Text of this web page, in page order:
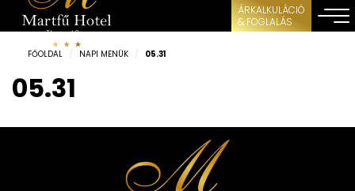
ÁRKALKULÁCIÓ
& FOGLALÁS
FŐOLDAL / NAPI MENÜK / 05.31
05.31